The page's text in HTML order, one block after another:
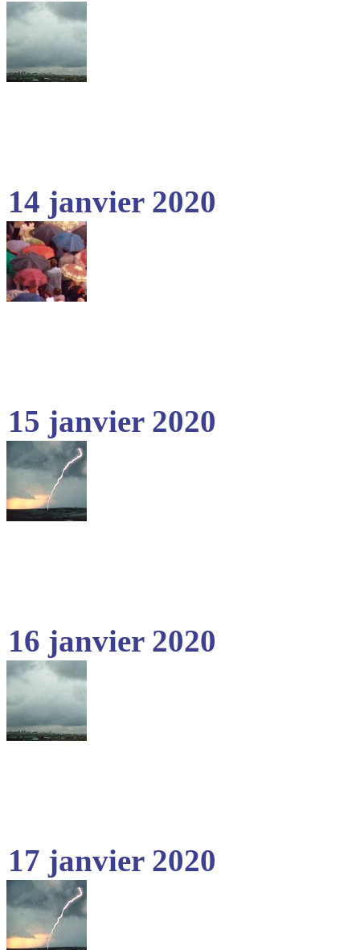
14 janvier 2020
15 janvier 2020
16 janvier 2020
17 janvier 2020